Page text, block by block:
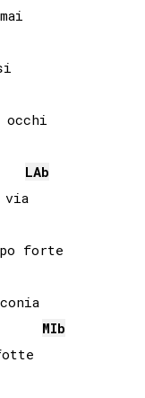
LAb
via
fanno sempre il pieno di malinconia
MIb